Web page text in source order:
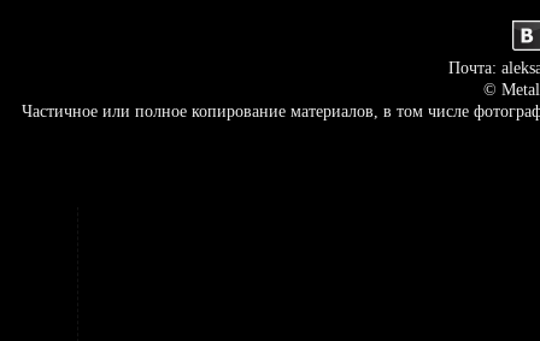
Почта:
©
Частичное или полное копирование материалов, в том числе